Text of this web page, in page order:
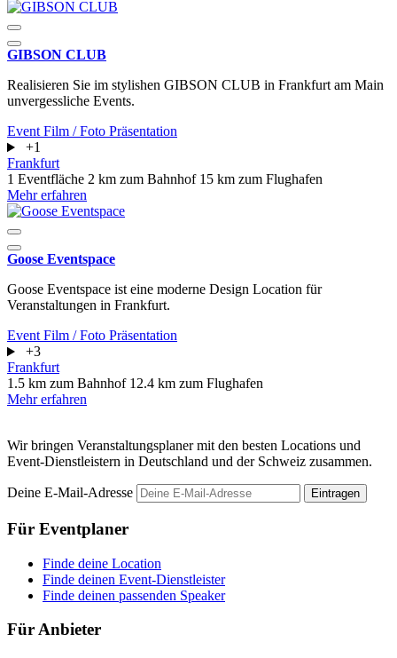
GIBSON CLUB
Realisieren Sie im stylishen GIBSON CLUB in Frankfurt am Main
unvergessliche Events.
Event Film / Foto Präsentation
+1
Frankfurt
1 Eventfläche 2 km zum Bahnhof 15 km zum Flughafen
Mehr erfahren
Goose Eventspace
Goose Eventspace ist eine moderne Design Location für
Veranstaltungen in Frankfurt.
Event Film / Foto Präsentation
+3
Frankfurt
1.5 km zum Bahnhof 12.4 km zum Flughafen
Mehr erfahren
Wir bringen Veranstaltungsplaner mit den besten Locations und
Event-Dienstleistern in Deutschland und der Schweiz zusammen.
Deine E-Mail-Adresse Eintragen
Für Eventplaner
Finde deine Location
Finde deinen Event-Dienstleister
Finde deinen passenden Speaker
Für Anbieter